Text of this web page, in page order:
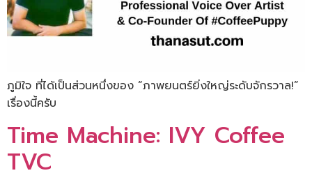
ภูมิใจ ที่ได้เป็นส่วนหนึ่งของ “ภาพยนตร์ยิ่งใหญ่ระดับจักรวาล!”
เรื่องนี้ครับ
Time Machine: IVY Coffee
TVC